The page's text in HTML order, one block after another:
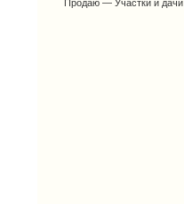
Продаю — Участки и дачи